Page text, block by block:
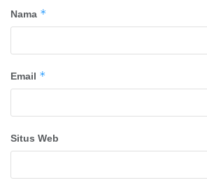
Nama *
Email *
Situs Web